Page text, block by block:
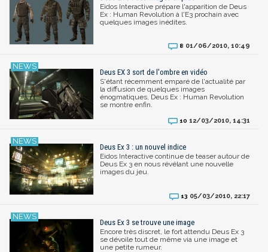
Eidos Interactive prépare l'apparition de Deus
Ex : Human Revolution à l'E3 prochain avec
quelques images inédites.
8 01/06/2010, 10:49
Deus EX 3 sort de l'ombre en vidéo
S'étant récemment emparé de l'actualité par
la diffusion de quelques images
énogmatiques, Deus Ex : Human Revolution
se montre enfin.
10 12/03/2010, 14:31
Deus Ex 3 : un nouvel indice
Eidos Interactive continue de teaser autour de
Deus Ex 3 en nous révélant une nouvelle
images du jeu.
13 05/03/2010, 22:17
Deus Ex 3 se trouve une image
Encore très discret, le fort attendu Deus Ex 3
se dévoile tout de même via une image et
une petite rumeur.